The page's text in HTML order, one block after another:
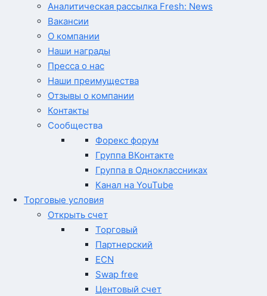
Аналитическая рассылка Fresh: News
Вакансии
О компании
Наши награды
Пресса о нас
Наши преимущества
Отзывы о компании
Контакты
Сообщества
Форекс форум
Группа ВКонтакте
Группа в Одноклассниках
Канал на YouTube
Торговые условия
Открыть счет
Торговый
Партнерский
ECN
Swap free
Центовый счет